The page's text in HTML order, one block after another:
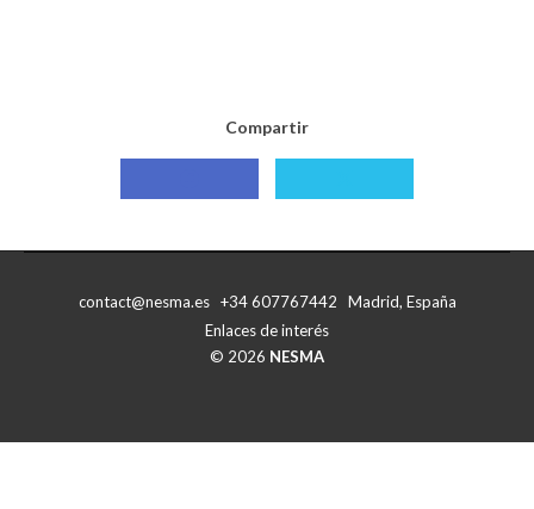
Compartir
Compartir
Compartir
contact@nesma.es +34 607767442 Madrid, España
Enlaces de interés
© 2026 NESMA